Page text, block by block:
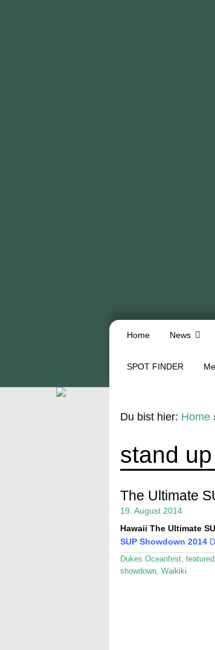
Home News
SPOT FINDER
Du bist hier: Home
stand
The Ultimate
19. August 2014
Hawaii The Ultimate
SUP Showdown 2014
Dukes Oceanfest, featured
showdown, Waikiki